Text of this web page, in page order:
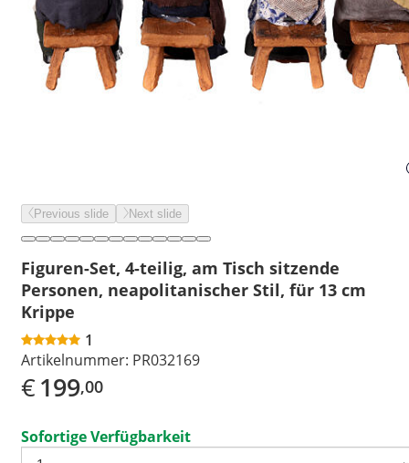
Previous slide Next slide
Figuren-Set, 4-teilig, am Tisch sitzende
Personen, neapolitanischer Stil, für 13 cm
Krippe
1
Artikelnummer: PR032169
€199,00
Sofortige Verfügbarkeit